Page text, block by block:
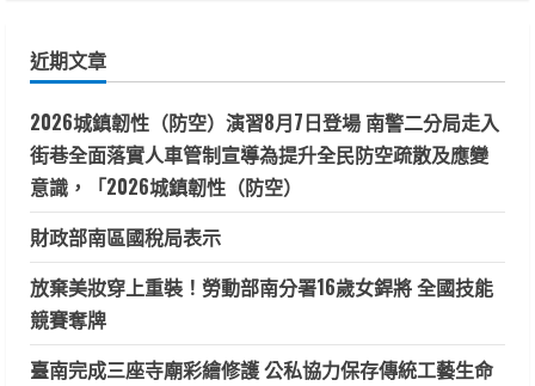
字:
近期文章
2026城鎮韌性（防空）演習8月7日登場 南警二分局走入
街巷全面落實人車管制宣導為提升全民防空疏散及應變
意識，「2026城鎮韌性（防空）
財政部南區國稅局表示
放棄美妝穿上重裝！勞動部南分署16歲女銲將 全國技能
競賽奪牌
臺南完成三座寺廟彩繪修護 公私協力保存傳統工藝生命